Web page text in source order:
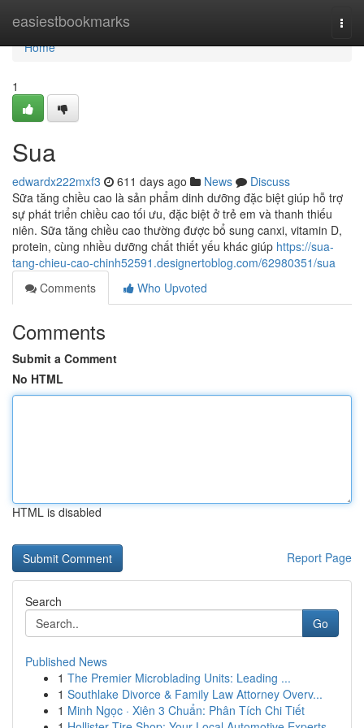
easiestbookmarks
Home
Home
1
Sua
edwardx222mxf3 611 days ago News
Discuss
Sữa tăng chiều cao là sản phẩm dinh dưỡng đặc biệt giúp hỗ trợ
sự phát triển chiều cao tối ưu, đặc biệt ở trẻ em và thanh thiếu
niên. Sữa tăng chiều cao thường được bổ sung canxi, vitamin D,
protein, cùng nhiều dưỡng chất thiết yếu khác giúp https://sua-
tang-chieu-cao-chinh52591.designertoblog.com/62980351/sua
Comments
Who Upvoted
Comments
Submit a Comment
No HTML
HTML is disabled
Report Page
Search
Go
Published News
1 The Premier Microblading Units: Leading ...
1 Southlake Divorce & Family Law Attorney Overv...
1 Minh Ngọc · Xiên 3 Chuẩn: Phân Tích Chi Tiết